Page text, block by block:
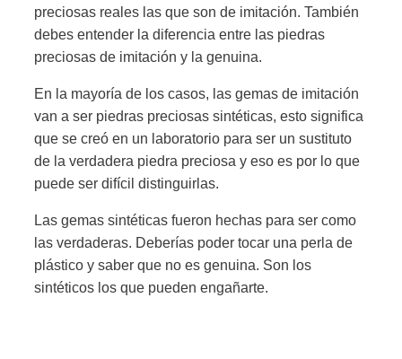
preciosas reales las que son de imitación. También
debes entender la diferencia entre las piedras
preciosas de imitación y la genuina.
En la mayoría de los casos, las gemas de imitación
van a ser piedras preciosas sintéticas, esto significa
que se creó en un laboratorio para ser un sustituto
de la verdadera piedra preciosa y eso es por lo que
puede ser difícil distinguirlas.
Las gemas sintéticas fueron hechas para ser como
las verdaderas. Deberías poder tocar una perla de
plástico y saber que no es genuina. Son los
sintéticos los que pueden engañarte.